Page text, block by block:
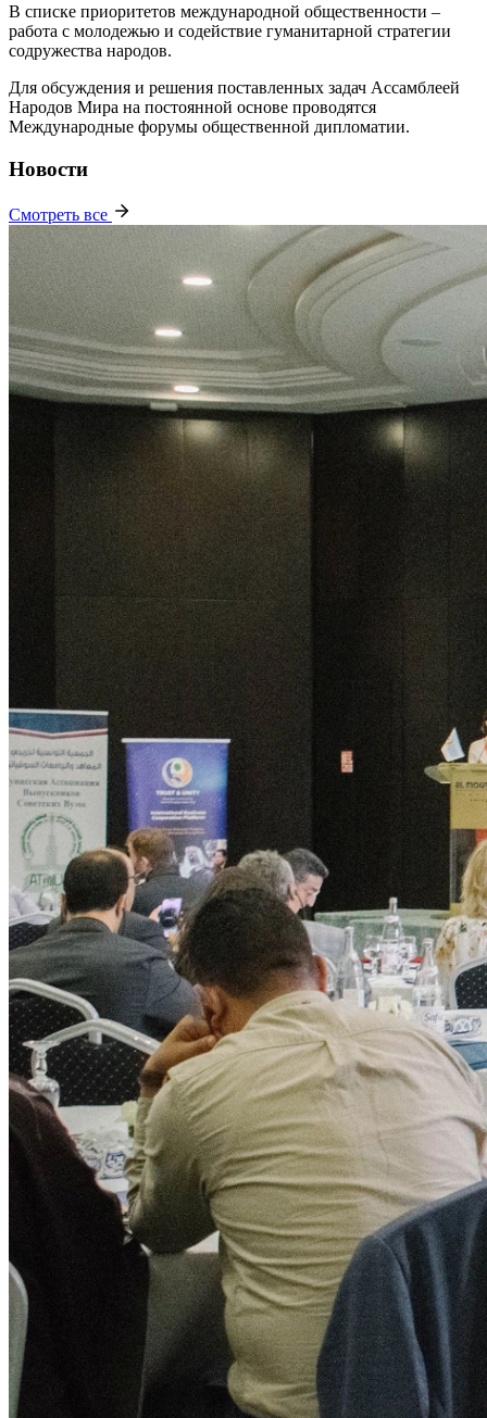
В списке приоритетов международной общественности –
работа с молодежью и содействие гуманитарной стратегии
содружества народов.
Для обсуждения и решения поставленных задач Ассамблеей
Народов Мира на постоянной основе проводятся
Международные форумы общественной дипломатии.
Новости
Смотреть все